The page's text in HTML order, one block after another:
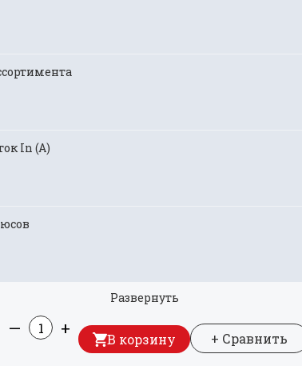
Развернуть
In (А)
— +
В корзину + Сравнить